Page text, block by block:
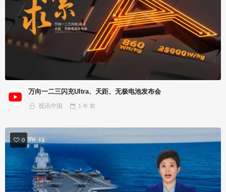
万向一二三闪充Ultra、天距、无极电池发布会
视讯中国 1 年 前
0